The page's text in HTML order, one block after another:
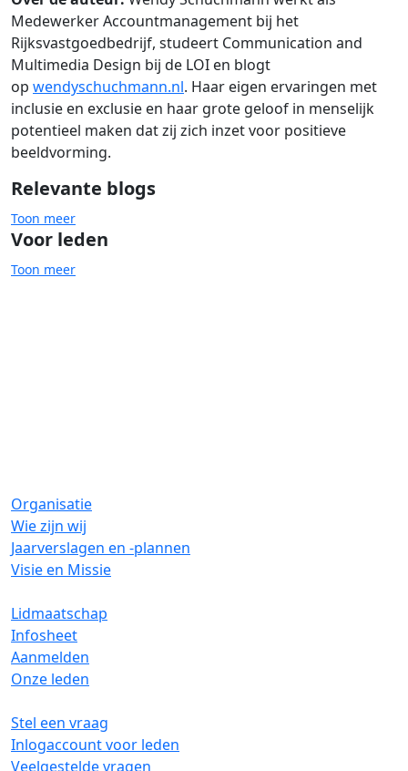
Medewerker Accountmanagement bij het
Rijksvastgoedbedrijf, studeert Communication and
Multimedia Design bij de LOI en blogt
op wendyschuchmann.nl. Haar eigen ervaringen met
inclusie en exclusie en haar grote geloof in menselijk
potentieel maken dat zij zich inzet voor positieve
beeldvorming.
Relevante blogs
Toon meer
Voor leden
Toon meer
Organisatie
Wie zijn wij
Jaarverslagen en -plannen
Visie en Missie
Lidmaatschap
Infosheet
Aanmelden
Onze leden
Stel een vraag
Inlogaccount voor leden
Veelgestelde vragen